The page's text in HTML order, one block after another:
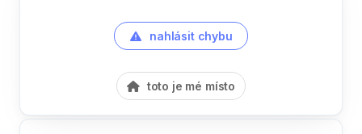
nahlásit chybu
toto je mé místo